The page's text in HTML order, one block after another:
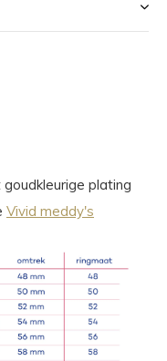
plating
Vivid meddy's